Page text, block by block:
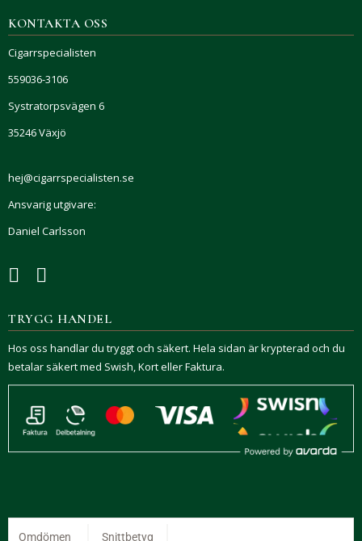
KONTAKTA OSS
Cigarrspecialisten
559036-3106
Systratorpsvägen 6
35246 Växjö
hej@cigarrspecialisten.se
Ansvarig utgivare:
Daniel Carlsson
TRYGG HANDEL
Hos oss handlar du tryggt och säkert. Hela sidan är krypterad och du
betalar säkert med Swish, Kort eller Faktura.